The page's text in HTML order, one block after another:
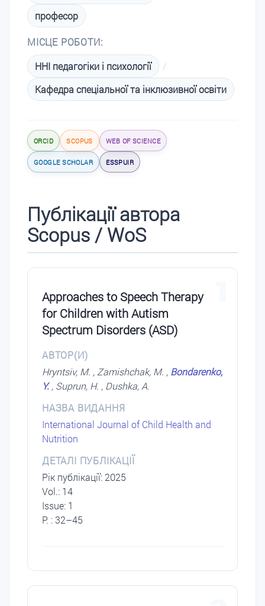
професор
МІСЦЕ РОБОТИ:
ННІ педагогіки і психології
/
Кафедра спеціальної та інклюзивної освіти
ORCID SCOPUS WEB OF SCIENCE
GOOGLE SCHOLAR ESSPUIR
Публікації автора
Scopus / WoS
Approaches to Speech Therapy
for Children with Autism
Spectrum Disorders (ASD)
АВТОР(И)
Hryntsiv, M. , Zamishchak, M. , Bondarenko,
Y., Suprun, H. , Dushka, A.
НАЗВА ВИДАННЯ
International Journal of Child Health and
Nutrition
ДЕТАЛІ ПУБЛІКАЦІЇ
Рік публікації: 2025
Vol.: 14
Issue: 1
P. : 32–45